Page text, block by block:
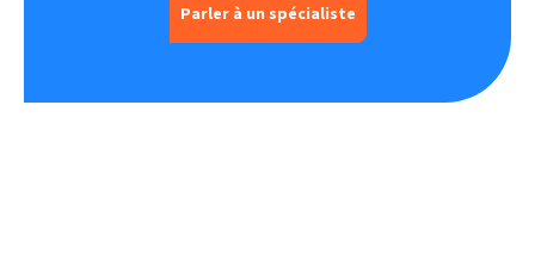
Parler à un spécialiste